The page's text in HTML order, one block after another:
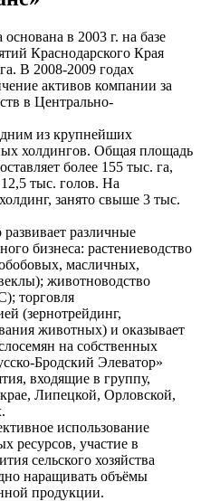
в 2003 г. на базе
Краснодарского Края
В 2008-2009 годах
активов компании за
в Центрально-
из крупнейших
холдингов. Общая площадь
более 155 тыс. га,
тыс. голов. На
занято свыше 3 тыс.
различные
бизнеса: растениеводство
масличных,
животноводство
торговля
(зернотрейдинг,
животных) и оказывает
на собственных
Бродский Элеватор»
входящие в группу,
Липецкой, Орловской,
использование
ресурсов, участие в
сельского хозяйства
наращивать объёмы
продукции.